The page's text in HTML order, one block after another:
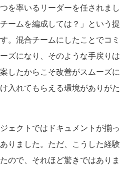
を率いるリーダーを任されまし
ームを編成しては？」という提
。混合チームにしたことでコミ
ズになり、そのような手戻りは
したからこそ改善がスムーズに
入れてもらえる環境がありがた
ェクトではドキュメントが揃っ
りました。ただ、こうした経験
ので、それほど驚きではありま